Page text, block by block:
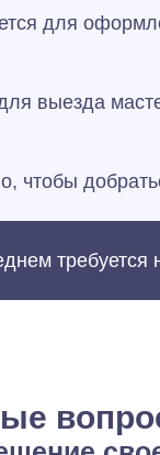
для
выезда
чтобы
требуется